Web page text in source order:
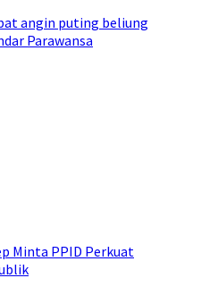
angin puting beliung
Parawansa
Minta PPID Perkuat